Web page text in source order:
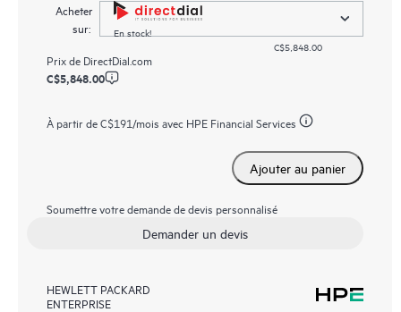
Acheter
sur:
En stock!
C$5,848.00
Prix de DirectDial.com
C$5,848.00
À partir deC$191/mois avec HPE Financial Services
Ajouter au panier
Soumettre votre demande de devis personnalisé
Demander un devis
HEWLETT PACKARD
ENTERPRISE